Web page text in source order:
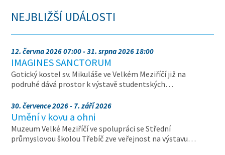
NEJBLIŽŠÍ UDÁLOSTI
12. června 2026 07:00 - 31. srpna 2026 18:00
IMAGINES SANCTORUM
Gotický kostel sv. Mikuláše ve Velkém Meziříčí již na
podruhé dává prostor k výstavě studentských…
30. července 2026 - 7. září 2026
Umění v kovu a ohni
Muzeum Velké Meziříčí ve spolupráci se Střední
průmyslovou školou Třebíč zve veřejnost na výstavu…